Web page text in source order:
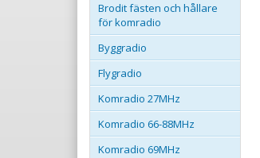
Brodit fästen och hållare
för komradio
Byggradio
Flygradio
Komradio 27MHz
Komradio 66-88MHz
Komradio 69MHz